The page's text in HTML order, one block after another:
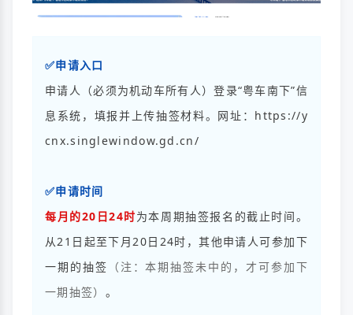
✅申请入口
申请人（必须为机动车所有人）登录“粤车南下”信
息系统，填报并上传抽签材料。网址： https://y
cnx.singlewindow.gd.cn/
✅申请时间
每月的20日24时为本周期抽签报名的截止时间。
从21日起至下月20日24时，其他申请人可参加下
一期的抽签 （注：本期抽签未中的，才可参加下
一期抽签） 。